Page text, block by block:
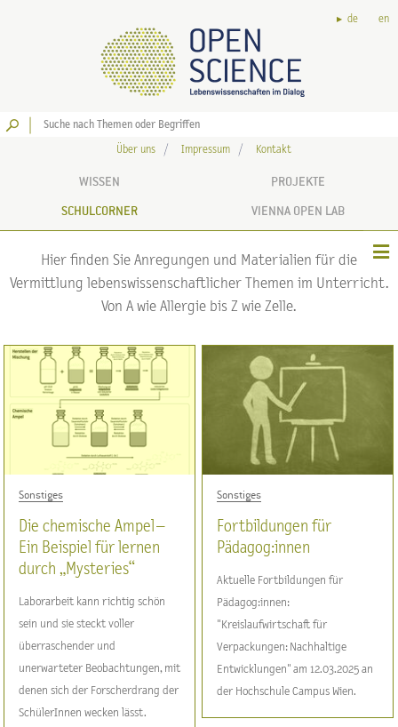
de en
Über uns Impressum Kontakt
WISSEN PROJEKTE
SCHULCORNER VIENNA OPEN LAB
Hier finden Sie Anregungen und Materialien für die
Vermittlung lebenswissenschaftlicher Themen im Unterricht.
Von A wie Allergie bis Z wie Zelle.
Sonstiges
Die chemische Ampel –
Ein Beispiel für lernen
durch „Mysteries“
Laborarbeit kann richtig schön
sein und sie steckt voller
überraschender und
unerwarteter Beobachtungen, mit
denen sich der Forscherdrang der
SchülerInnen wecken lässt.
Sonstiges
Fortbildungen für
Pädagog:innen
Aktuelle Fortbildungen für
Pädagog:innen:
"Kreislaufwirtschaft für
Verpackungen: Nachhaltige
Entwicklungen" am 12.03.2025 an
der Hochschule Campus Wien.